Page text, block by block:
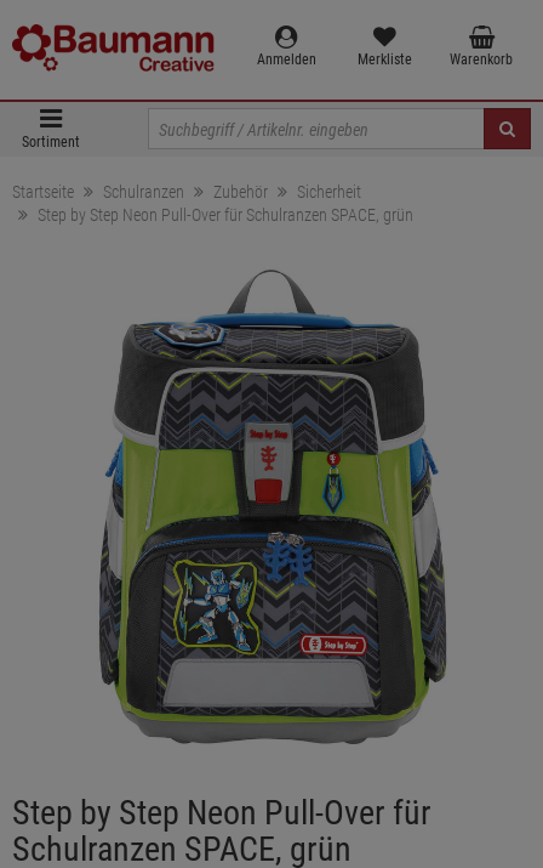
Anmelden Merkliste Warenkorb
Sortiment
Startseite Schulranzen Zubehör
Sicherheit
Step by Step Neon Pull-Over für Schulranzen SPACE, grün
Step by Step Neon Pull-Over für
Schulranzen SPACE, grün